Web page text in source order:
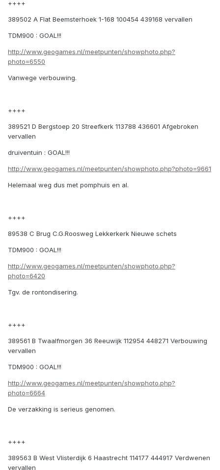
++++
389502 A Flat Beemsterhoek 1-168 100454 439168 vervallen
TDM900 : GOAL!!!
http://www.geogames.nl/meetpunten/showphoto.php?
photo=6550
Vanwege verbouwing.
++++
389521 D Bergstoep 20 Streefkerk 113788 436601 Afgebroken
vervallen
druiventuin : GOAL!!!
http://www.geogames.nl/meetpunten/showphoto.php?photo=9661
Helemaal weg dus met pomphuis en al.
++++
89538 C Brug C.G.Roosweg Lekkerkerk Nieuwe schets
TDM900 : GOAL!!!
http://www.geogames.nl/meetpunten/showphoto.php?
photo=6420
Tgv. de rontondisering.
++++
389561 B Twaalfmorgen 36 Reeuwijk 112954 448271 Verbouwing
vervallen
TDM900 : GOAL!!!
http://www.geogames.nl/meetpunten/showphoto.php?
photo=6664
De verzakking is serieus genomen.
++++
389563 B West Vlisterdijk 6 Haastrecht 114177 444917 Verdwenen
vervallen